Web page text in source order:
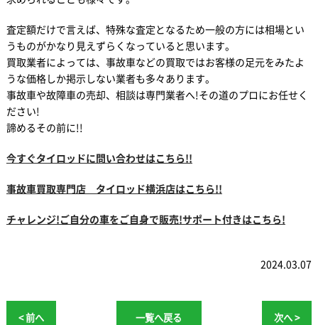
査定額だけで言えば、特殊な査定となるため一般の方には相場とい
うものがかなり見えずらくなっていると思います。
買取業者によっては、事故車などの買取ではお客様の足元をみたよ
うな価格しか掲示しない業者も多々あります。
事故車や故障車の売却、相談は専門業者へ!その道のプロにお任せく
ださい!
諦めるその前に!!
今すぐタイロッドに問い合わせはこちら!!
事故車買取専門店 タイロッド横浜店はこちら!!
チャレンジ!ご自分の車をご自身で販売!サポート付きはこちら!
2024.03.07
< 前へ 一覧へ戻る 次へ >